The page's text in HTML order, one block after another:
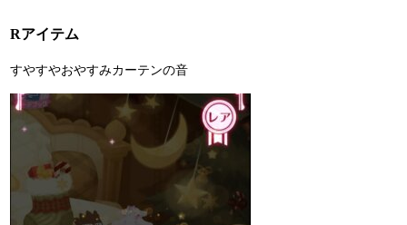
Rアイテム
すやすやおやすみカーテンの音